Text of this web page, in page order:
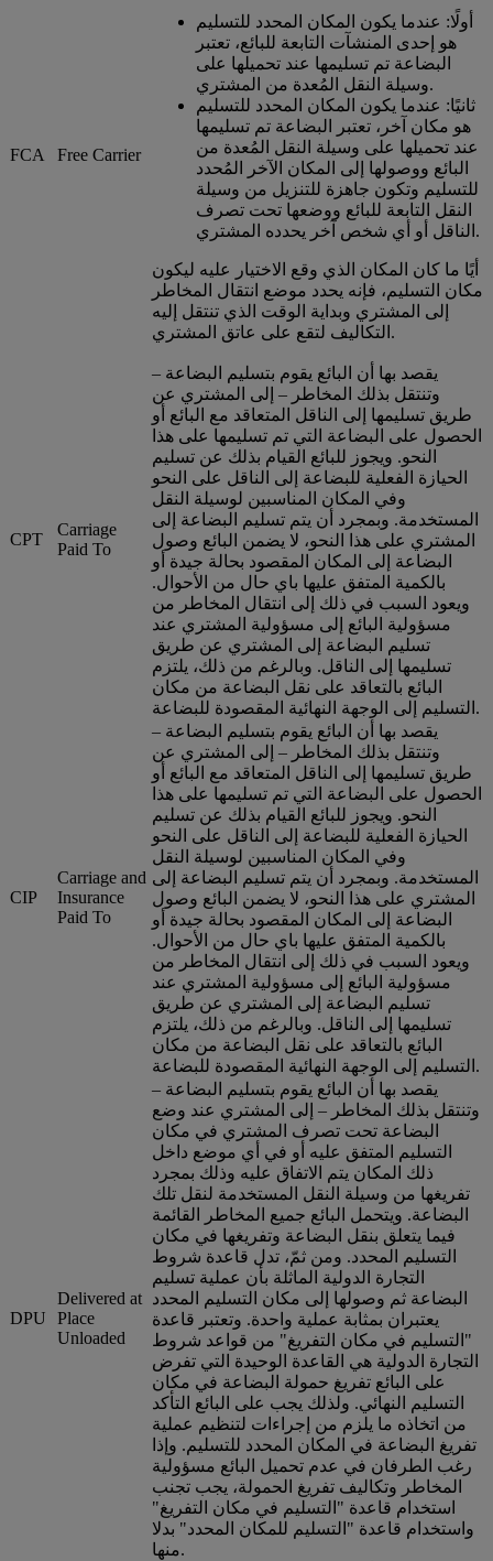
FCA Free Carrier
أولًا: عندما يكون المكان المحدد للتسليم
هو إحدى المنشآت التابعة للبائع، تعتبر
البضاعة تم تسليمها عند تحميلها على
وسيلة النقل المُعدة من المشتري.
ثانيًا: عندما يكون المكان المحدد للتسليم
هو مكان آخر، تعتبر البضاعة تم تسليمها
عند تحميلها على وسيلة النقل المُعدة من
البائع ووصولها إلى المكان الآخر المُحدد
للتسليم وتكون جاهزة للتنزيل من وسيلة
النقل التابعة للبائع ووضعها تحت تصرف
الناقل أو أي شخص آخر يحدده المشتري.
أيًا ما كان المكان الذي وقع الاختيار عليه ليكون
مكان التسليم، فإنه يحدد موضع انتقال المخاطر
إلى المشتري وبداية الوقت الذي تنتقل إليه
التكاليف لتقع على عاتق المشتري.
CPT
Carriage
Paid To
يقصد بها أن البائع يقوم بتسليم البضاعة –
وتنتقل بذلك المخاطر – إلى المشتري عن
طريق تسليمها إلى الناقل المتعاقد مع البائع أو
الحصول على البضاعة التي تم تسليمها على هذا
النحو. ويجوز للبائع القيام بذلك عن تسليم
الحيازة الفعلية للبضاعة إلى الناقل على النحو
وفي المكان المناسبين لوسيلة النقل
المستخدمة. وبمجرد أن يتم تسليم البضاعة إلى
المشتري على هذا النحو، لا يضمن البائع وصول
البضاعة إلى المكان المقصود بحالة جيدة أو
بالكمية المتفق عليها باي حال من الأحوال.
ويعود السبب في ذلك إلى انتقال المخاطر من
مسؤولية البائع إلى مسؤولية المشتري عند
تسليم البضاعة إلى المشتري عن طريق
تسليمها إلى الناقل. وبالرغم من ذلك، يلتزم
البائع بالتعاقد على نقل البضاعة من مكان
التسليم إلى الوجهة النهائية المقصودة للبضاعة.
CIP
Carriage and
Insurance
Paid To
يقصد بها أن البائع يقوم بتسليم البضاعة –
وتنتقل بذلك المخاطر – إلى المشتري عن
طريق تسليمها إلى الناقل المتعاقد مع البائع أو
الحصول على البضاعة التي تم تسليمها على هذا
النحو. ويجوز للبائع القيام بذلك عن تسليم
الحيازة الفعلية للبضاعة إلى الناقل على النحو
وفي المكان المناسبين لوسيلة النقل
المستخدمة. وبمجرد أن يتم تسليم البضاعة إلى
المشتري على هذا النحو، لا يضمن البائع وصول
البضاعة إلى المكان المقصود بحالة جيدة أو
بالكمية المتفق عليها باي حال من الأحوال.
ويعود السبب في ذلك إلى انتقال المخاطر من
مسؤولية البائع إلى مسؤولية المشتري عند
تسليم البضاعة إلى المشتري عن طريق
تسليمها إلى الناقل. وبالرغم من ذلك، يلتزم
البائع بالتعاقد على نقل البضاعة من مكان
التسليم إلى الوجهة النهائية المقصودة للبضاعة.
DPU
Delivered at
Place
Unloaded
يقصد بها أن البائع يقوم بتسليم البضاعة –
وتنتقل بذلك المخاطر – إلى المشتري عند وضع
البضاعة تحت تصرف المشتري في مكان
التسليم المتفق عليه أو في أي موضع داخل
ذلك المكان يتم الاتفاق عليه وذلك بمجرد
تفريغها من وسيلة النقل المستخدمة لنقل تلك
البضاعة. ويتحمل البائع جميع المخاطر القائمة
فيما يتعلق بنقل البضاعة وتفريغها في مكان
التسليم المحدد. ومن ثمّ، تدل قاعدة شروط
التجارة الدولية الماثلة بأن عملية تسليم
البضاعة ثم وصولها إلى مكان التسليم المحدد
يعتبران بمثابة عملية واحدة. وتعتبر قاعدة
"التسليم في مكان التفريغ" من قواعد شروط
التجارة الدولية هي القاعدة الوحيدة التي تفرض
على البائع تفريغ حمولة البضاعة في مكان
التسليم النهائي. ولذلك يجب على البائع التأكد
من اتخاذه ما يلزم من إجراءات لتنظيم عملية
تفريغ البضاعة في المكان المحدد للتسليم. وإذا
رغب الطرفان في عدم تحميل البائع مسؤولية
المخاطر وتكاليف تفريغ الحمولة، يجب تجنب
استخدام قاعدة "التسليم في مكان التفريغ"
واستخدام قاعدة "التسليم للمكان المحدد" بدلا
منها.